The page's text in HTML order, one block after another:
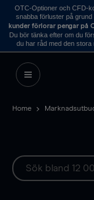
OTC-Optioner och CFD-
snabba förluster på grund
kunder förlorar pengar på
Du bör tänka efter om du
du har råd med den stora
Home